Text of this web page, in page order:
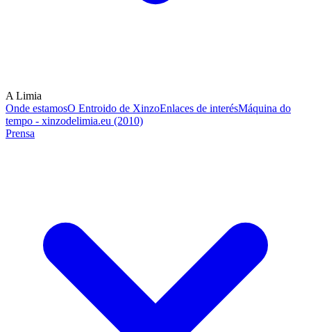
A Limia
Onde estamosO Entroido de XinzoEnlaces de interésMáquina do
tempo - xinzodelimia.eu (2010)
Prensa